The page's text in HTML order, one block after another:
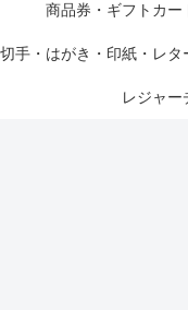
商品券・ギフトカー
切手・はがき・印紙・レタ